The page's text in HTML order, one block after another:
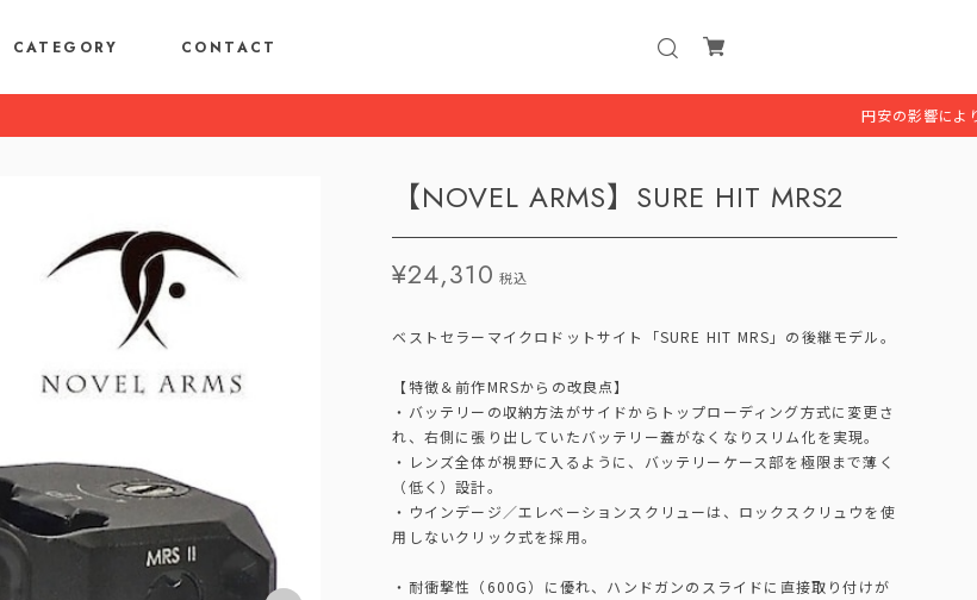
CATEGORY CONTACT
円安の影響により、一部商品
【NOVEL ARMS】SURE HIT MRS2
¥24,310 税込
ベストセラーマイクロドットサイト「SURE HIT MRS」の後継モデル。
【特徴＆前作MRSからの改良点】
・バッテリーの収納方法がサイドからトップローディング方式に変更さ
れ、右側に張り出していたバッテリー蓋がなくなりスリム化を実現。
・レンズ全体が視野に入るように、バッテリーケース部を極限まで薄く
（低く）設計。
・ウインデージ／エレベーションスクリューは、ロックスクリュウを使
用しないクリック式を採用。
・耐衝撃性（600G）に優れ、ハンドガンのスライドに直接取り付けが